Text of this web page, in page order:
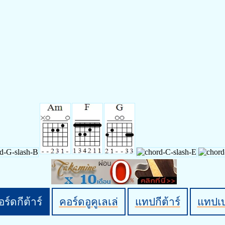
ร์ดกีต้าร์ คอร์ดอูคูเลเล่ แทปกีต้าร์ แทปเ